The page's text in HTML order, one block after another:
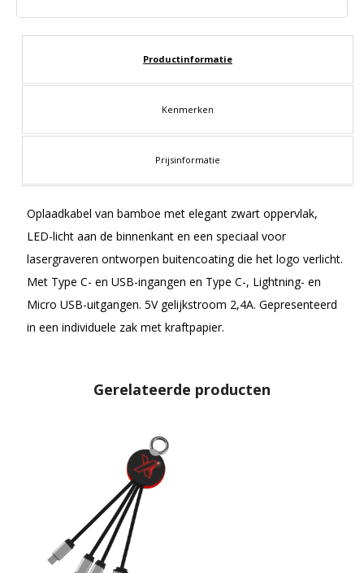
Productinformatie
Kenmerken
Prijsinformatie
Oplaadkabel van bamboe met elegant zwart oppervlak,
LED-licht aan de binnenkant en een speciaal voor
lasergraveren ontworpen buitencoating die het logo verlicht.
Met Type C- en USB-ingangen en Type C-, Lightning- en
Micro USB-uitgangen. 5V gelijkstroom 2,4A. Gepresenteerd
in een individuele zak met kraftpapier.
Gerelateerde producten